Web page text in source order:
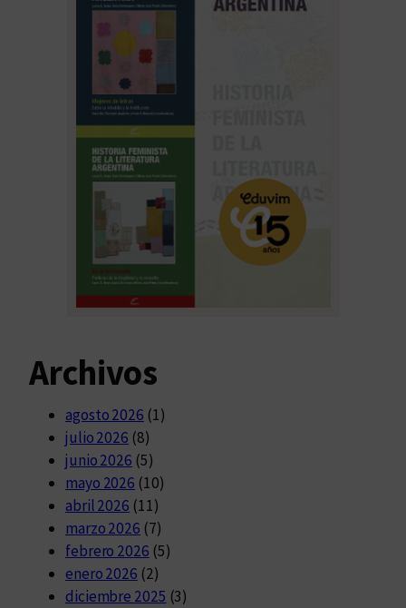
Archivos
agosto 2026 (1)
julio 2026 (8)
junio 2026 (5)
mayo 2026 (10)
abril 2026 (11)
marzo 2026 (7)
febrero 2026 (5)
enero 2026 (2)
diciembre 2025 (3)